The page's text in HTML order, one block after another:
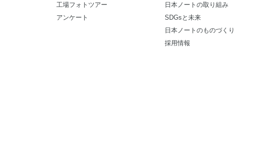
工場フォトツアー
アンケート
日本ノートの取り組み
SDGsと未来
日本ノートのものづくり
採用情報